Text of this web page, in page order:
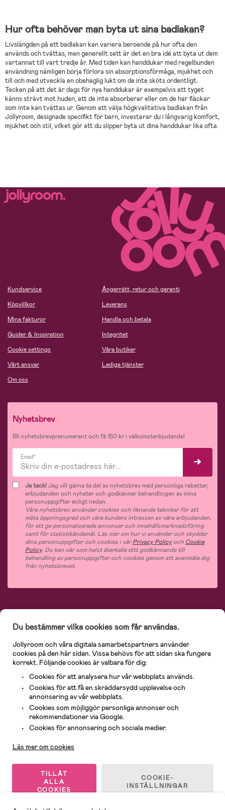
Hur ofta behöver man byta ut sina badlakan?
Livslängden på ett badlakan kan variera beroende på hur ofta den
används och tvättas, men generellt sett är det en bra idé att byta ut dem
vartannat till vart tredje år. Med tiden kan handdukar med regelbunden
användning nämligen börja förlora sin absorptionsförmåga, mjukhet och
till och med utveckla en obehaglig lukt om de inte sköts ordentligt.
Tecken på att det är dags för nya handdukar är exempelvis att tyget
känns strävt mot huden, att de inte absorberar eller om de har fläckar
som inte kan tvättas ur. Genom att välja högkvalitativa badlakan från
Jollyroom, designade specifikt för barn, investerar du i långvarig komfort,
mjukhet och stil, vilket gör att du slipper byta ut dina handdukar lika ofta.
Kundservice
Köpvillkor
Mina fakturor
Guider & Inspiration
Cookie settings
Vårt ansvar
Om oss
Ångerrätt, retur och garanti
Leverans
Handla och betala
Integritet
Våra butiker
Lediga tjänster
Nyhetsbrev
Bli nyhetsbrevprenumerant och få 150 kr i välkomsterbjudande!
Email*
Ja tack!Jag vill gärna ta del av nyhetsbrev med personliga rabatter,
erbjudanden och nyheter och godkänner behandlingen av mina
personuppgifter enligt nedan.
Våra nyhetsbrev använder cookies och liknande tekniker för att
mäta öppningsgrad och våra kunders intressen av våra erbjudanden,
för att ge personaliserade annonser och innehållsmarknadsföring
samt för statistikändamål. Läs mer om hur vi använder och skyddar
dina personuppgifter och cookies i vårPrivacy Policyoch Cookie
Policy. Du kan när som helst återkalla ditt godkännande till
behandling av personuppgifter och cookies genom att avanmäla dig
från nyhetsbrevet.
köp och en mycket kompetent kundtjänst kan du känna dig trygg att handla
baby, produkter för mamman, massor av inspirerande inredning, leksaker,
babyprodukter och mycket mer. Vi erbjuder produkter från välkända
varumärken så som Britax, Maxi-Cosi, Baby Jogger, BabyBjörn, Didriksons,
KidKraft, Ergobaby, Philips Avent, Neonate, Cybex, LEGO och många fler.
Välkommen in och kika runt i Nordens största barn- och babybutik på nätet!
© 2026 Jollyroom AB. Alla rättigheter reserverade.
Du bestämmer vilka cookies som får användas.
Jollyroom och våra digitala samarbetspartners använder
cookies på den här sidan. Vissa behövs för att sidan ska fungera
korrekt. Följande cookies är valbara för dig:
Cookies för att analysera hur vår webbplats används.
Cookies för att få en skräddarsydd upplevelse och
annonsering av vår webbplats.
Cookies som möjliggör personliga annonser och
rekommendationer via Google.
Cookies för annonsering och sociala medier.
Läs mer om cookies
TILLÅT
ALLA
COOKIES
COOKIE-
INSTÄLLNINGAR